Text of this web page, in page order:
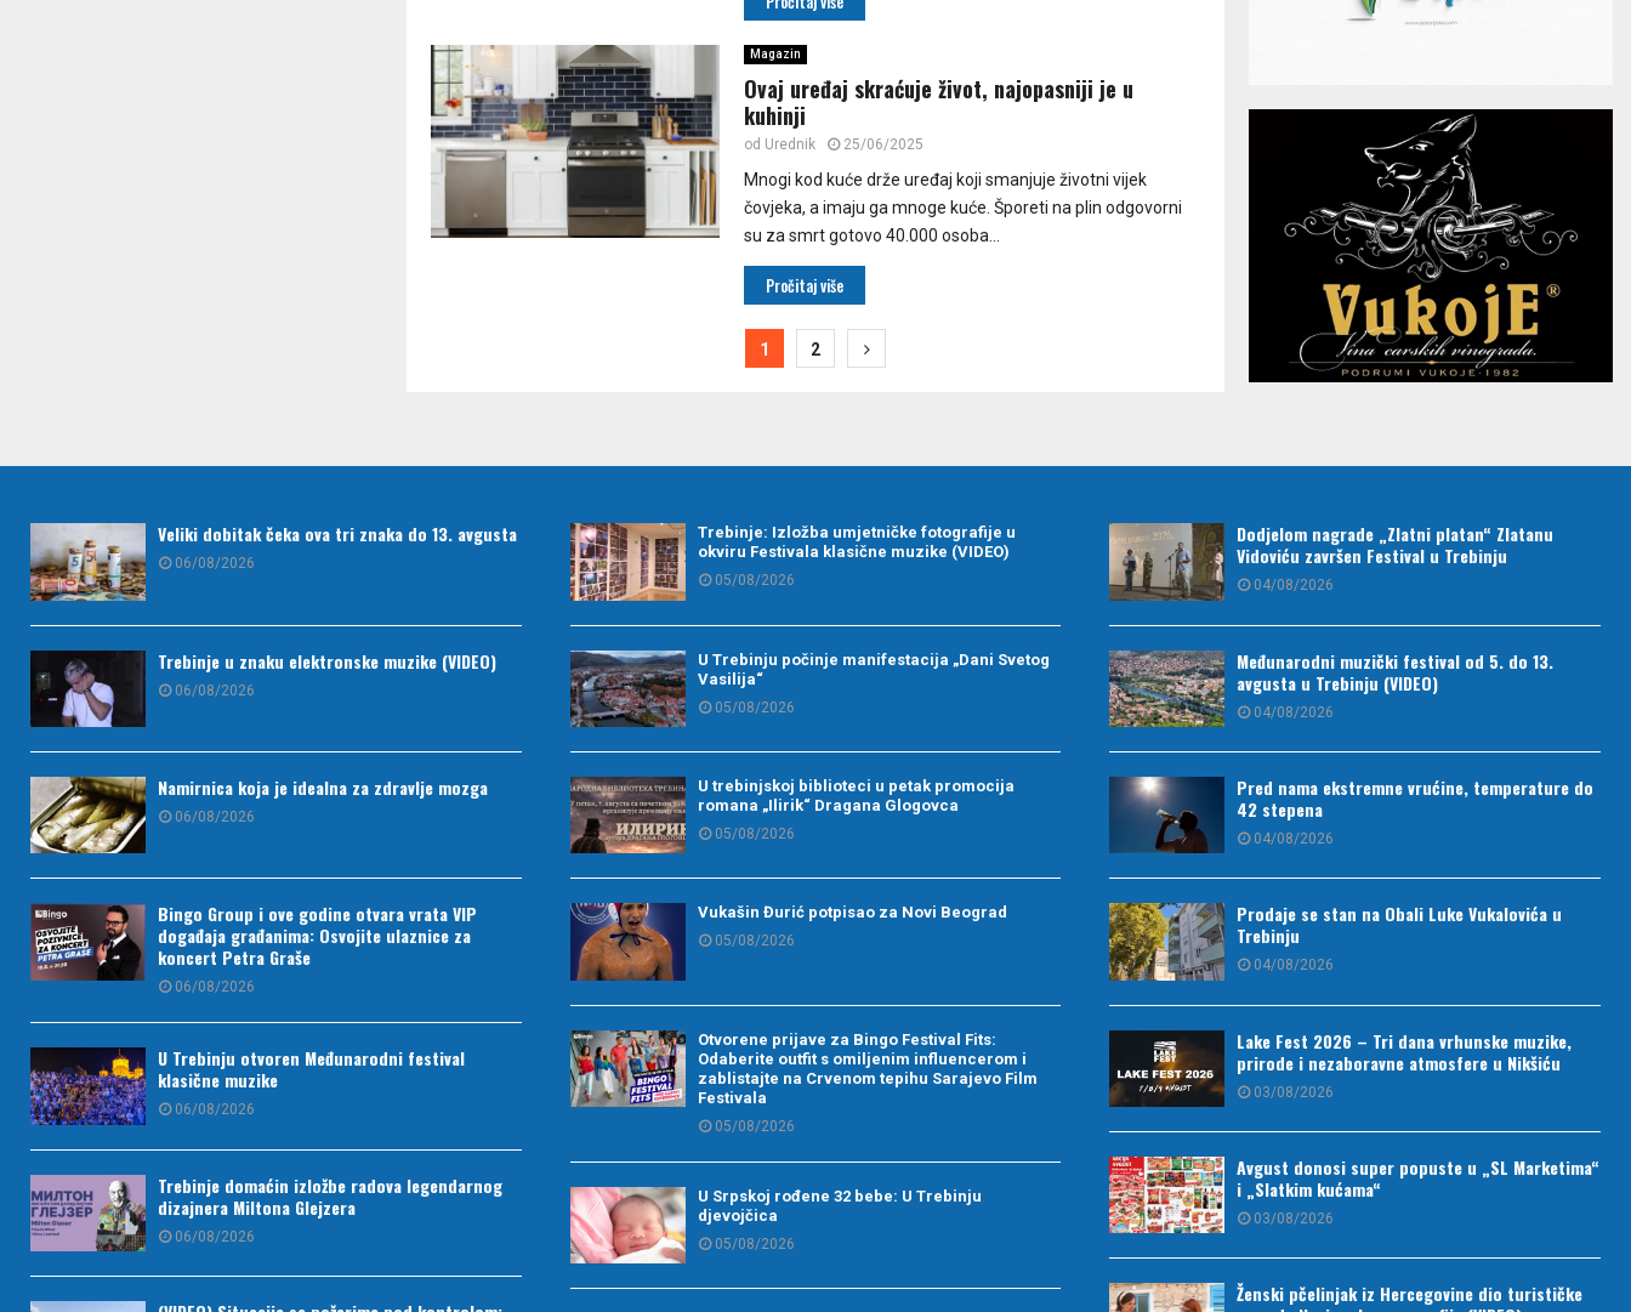
Magazin
Ovaj uređaj skraćuje život, najopasniji je u
kuhinji
od Urednik 25/06/2025
Mnogi kod kuće drže uređaj koji smanjuje životni vijek
čovjeka, a imaju ga mnoge kuće. Šporeti na plin odgovorni
su za smrt gotovo 40.000 osoba...
Pročitaj više
1 2
Veliki dobitak čeka ova tri znaka do 13. avgusta
06/08/2026
Trebinje u znaku elektronske muzike (VIDEO)
06/08/2026
Namirnica koja je idealna za zdravlje mozga
06/08/2026
Bingo Group i ove godine otvara vrata VIP
događaja građanima: Osvojite ulaznice za
koncert Petra Graše
06/08/2026
U Trebinju otvoren Međunarodni festival
klasične muzike
06/08/2026
Trebinje domaćin izložbe radova legendarnog
dizajnera Miltona Glejzera
06/08/2026
Trebinje: Izložba umjetničke fotografije u
okviru Festivala klasične muzike (VIDEO)
05/08/2026
U Trebinju počinje manifestacija „Dani Svetog
Vasilija“
05/08/2026
U trebinjskoj biblioteci u petak promocija
romana „Ilirik“ Dragana Glogovca
05/08/2026
Vukašin Đurić potpisao za Novi Beograd
05/08/2026
Otvorene prijave za Bingo Festival Fits:
Odaberite outfit s omiljenim influencerom i
zablistajte na Crvenom tepihu Sarajevo Film
Festivala
05/08/2026
U Srpskoj rođene 32 bebe: U Trebinju
djevojčica
05/08/2026
Dodjelom nagrade „Zlatni platan“ Zlatanu
Vidoviću završen Festival u Trebinju
04/08/2026
Međunarodni muzički festival od 5. do 13.
avgusta u Trebinju (VIDEO)
04/08/2026
Pred nama ekstremne vrućine, temperature do
42 stepena
04/08/2026
Prodaje se stan na Obali Luke Vukalovića u
Trebinju
04/08/2026
Lake Fest 2026 – Tri dana vrhunske muzike,
prirode i nezaboravne atmosfere u Nikšiću
03/08/2026
Avgust donosi super popuste u „SL Marketima“
i „Slatkim kućama“
03/08/2026
Ženski pčelinjak iz Hercegovine dio turističke